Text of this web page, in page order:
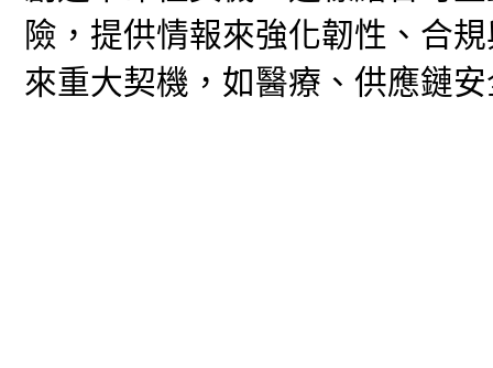
險，提供情報來強化韌性、合
來重大契機，如醫療、供應鏈